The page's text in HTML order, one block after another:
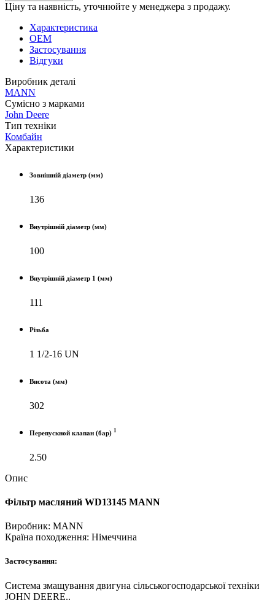
Ціну та наявність, уточнюйте у менеджера з продажу.
Характеристика
OEM
Застосування
Відгуки
Виробник деталі
MANN
Сумісно з марками
John Deere
Тип техніки
Комбайн
Характеристики
Зовнішній діаметр (мм)
136
Внутрішній діаметр (мм)
100
Внутрішній діаметр 1 (мм)
111
Різьба
1 1/2-16 UN
Висота (мм)
302
Перепускной клапан (бар) 1
2.50
Опис
Фільтр масляний WD13145 MANN
Виробник: MANN
Країна походження: Нiмеччина
Застосування:
Система змащування двигуна сільськогосподарської техніки
JOHN DEERE..